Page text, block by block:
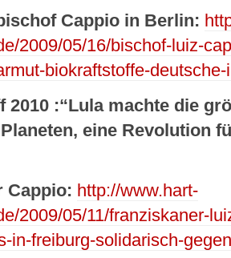
Cappio in Berlin:
2009/05/16/bischof-luiz-
biokraftstoffe-
2010 :“Lula machte die
eine Revolution
Cappio: http://www.hart-
2009/05/11/franziskaner-
in-freiburg-solidarisch-